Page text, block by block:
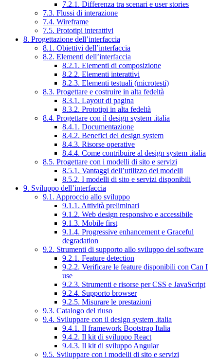
7.2.1. Differenza tra scenari e user stories
7.3. Flussi di interazione
7.4. Wireframe
7.5. Prototipi interattivi
8. Progettazione dell’interfaccia
8.1. Obiettivi dell’interfaccia
8.2. Elementi dell’interfaccia
8.2.1. Elementi di composizione
8.2.2. Elementi interattivi
8.2.3. Elementi testuali (microtesti)
8.3. Progettare e costruire in alta fedeltà
8.3.1. Layout di pagina
8.3.2. Prototipi in alta fedeltà
8.4. Progettare con il design system .italia
8.4.1. Documentazione
8.4.2. Benefici del design system
8.4.3. Risorse operative
8.4.4. Come contribuire al design system .italia
8.5. Progettare con i modelli di sito e servizi
8.5.1. Vantaggi dell’utilizzo dei modelli
8.5.2. I modelli di sito e servizi disponibili
9. Sviluppo dell’interfaccia
9.1. Approccio allo sviluppo
9.1.1. Attività preliminari
9.1.2. Web design responsivo e accessibile
9.1.3. Mobile first
9.1.4. Progressive enhancement e Graceful
degradation
9.2. Strumenti di supporto allo sviluppo del software
9.2.1. Feature detection
9.2.2. Verificare le feature disponibili con Can I
use
9.2.3. Strumenti e risorse per CSS e JavaScript
9.2.4. Supporto browser
9.2.5. Misurare le prestazioni
9.3. Catalogo del riuso
9.4. Sviluppare con il design system .italia
9.4.1. Il framework Bootstrap Italia
9.4.2. Il kit di sviluppo React
9.4.3. Il kit di sviluppo Angular
9.5. Sviluppare con i modelli di sito e servizi